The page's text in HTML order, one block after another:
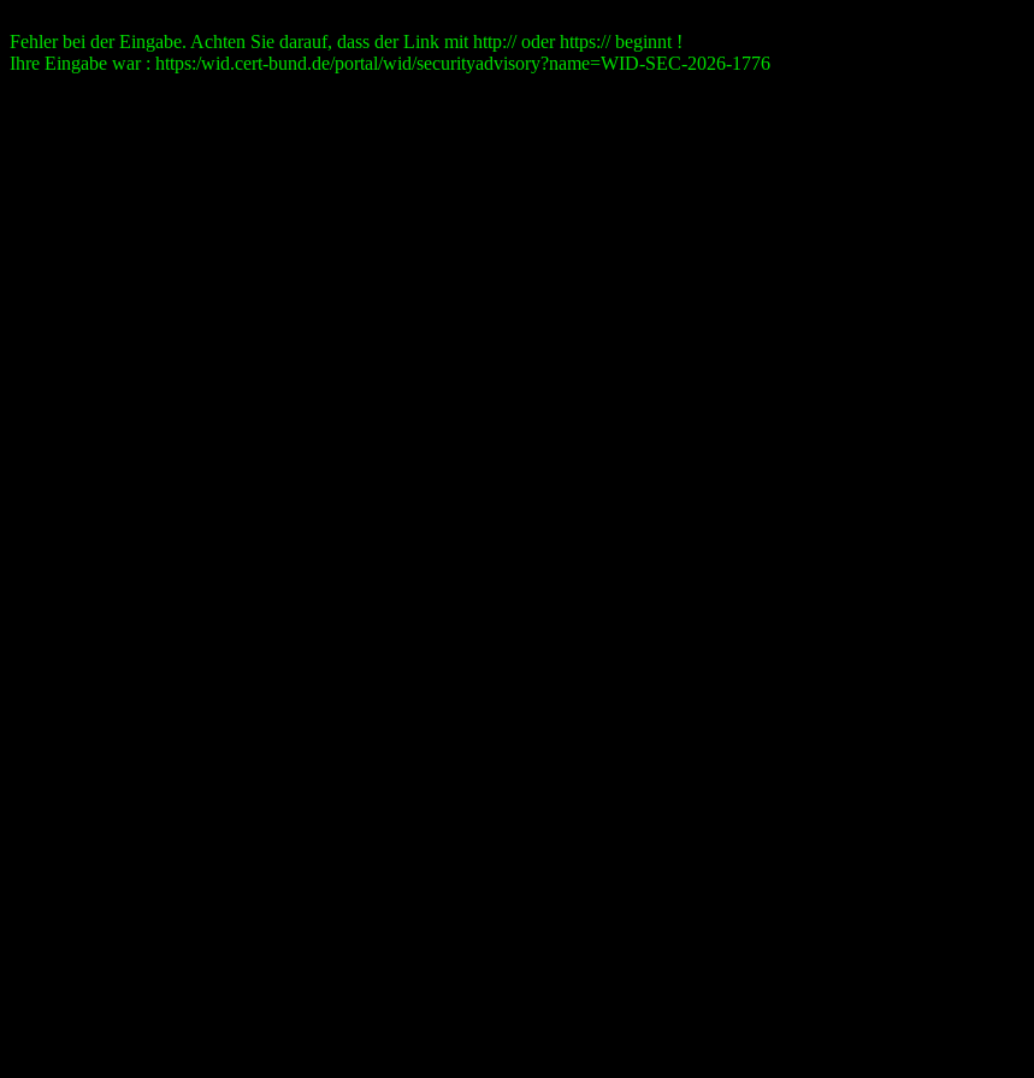
Fehler bei der Eingabe. Achten Sie darauf, dass der Link mit http:// oder https:// beginnt !
Ihre Eingabe war : https:/wid.cert-bund.de/portal/wid/securityadvisory?name=WID-SEC-2026-1776